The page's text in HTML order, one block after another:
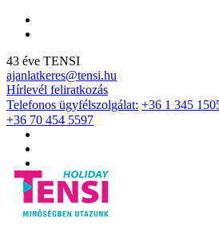
43 éve TENSI
ajanlatkeres@tensi.hu
Hírlevél feliratkozás
Telefonos ügyfélszolgálat: +36 1 345
+36 70 454 5597